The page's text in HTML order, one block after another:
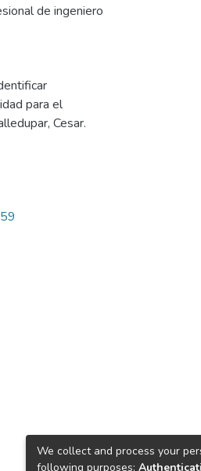
de ingeniero
para el
Cesar.
We collect and process your
following purposes: